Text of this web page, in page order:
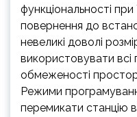
функціональності при
повернення до
невеликі доволі
використовувати всі
обмеженості
Режими
перемикати станцію